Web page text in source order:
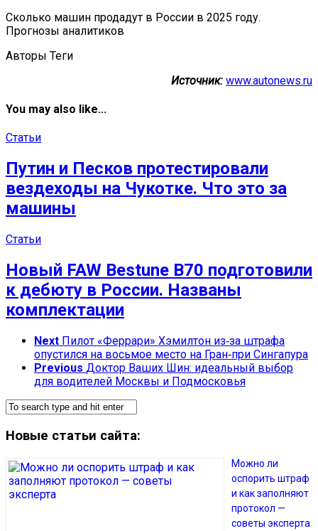
Сколько машин продадут в России в 2025 году.
Прогнозы аналитиков
Авторы Теги
Источник: www.autonews.ru
You may also like...
Статьи
Путин и Песков протестировали
вездеходы на Чукотке. Что это за
машины
Статьи
Новый FAW Bestune В70 подготовили
к дебюту в России. Названы
комплектации
Next Пилот «Феррари» Хэмилтон из‑за штрафа
опустился на восьмое место на Гран‑при Сингапура
Previous Доктор Ваших Шин: идеальный выбор
для водителей Москвы и Подмосковья
Новые статьи сайта:
Можно ли
оспорить штраф
и как заполняют
протокол —
советы эксперта